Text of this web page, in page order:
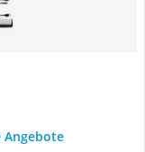
Angebote